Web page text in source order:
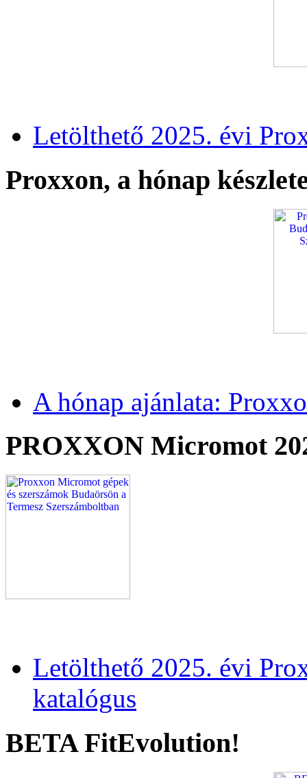
Letölthető 2025. évi
Proxxon, a hónap
A hónap ajánlata:
PROXXON Micromot
Letölthető 2025. évi
katalógus
BETA FitEvolution!